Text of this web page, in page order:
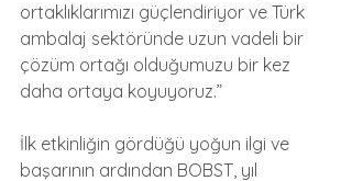
ortaklıklarımızı güçlendiriyor ve Türk
ambalaj sektöründe uzun vadeli bir
çözüm ortağı olduğumuzu bir kez
daha ortaya koyuyoruz.”
İlk etkinliğin gördüğü yoğun ilgi ve
başarının ardından BOBST, yıl